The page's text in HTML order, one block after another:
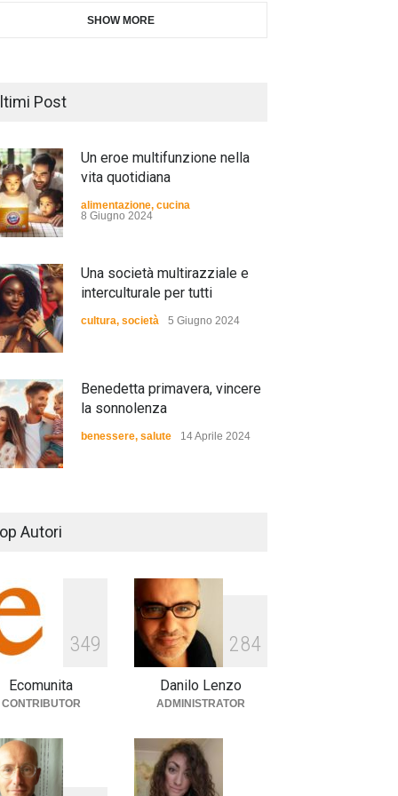
SHOW MORE
Post
Un eroe multifunzione nella
vita quotidiana
alimentazione, cucina
8 Giugno 2024
Una società multirazziale e
interculturale per tutti
cultura, società 5 Giugno 2024
Benedetta primavera, vincere
la sonnolenza
benessere, salute 14 Aprile 2024
E tu hai paura del buio?
cultura società 1 Aprile 2024
Autori
349
Ecomunita
CONTRIBUTOR
284
Danilo Lenzo
ADMINISTRATOR